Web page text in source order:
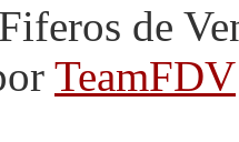
de
TeamFDV